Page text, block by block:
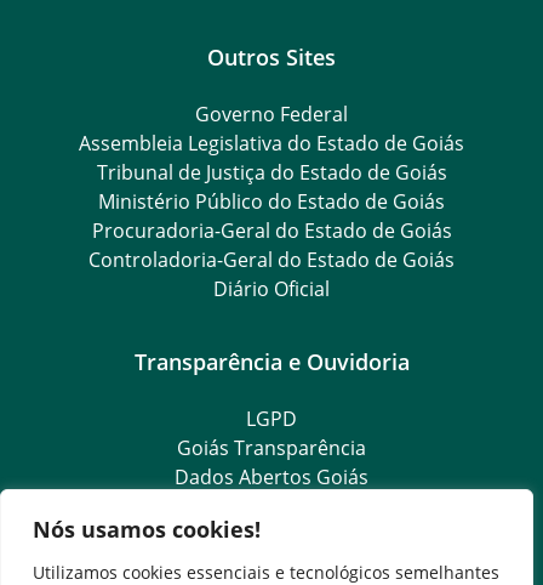
Nós usamos cookies!
Utilizamos cookies essenciais e tecnológicos semelhantes
Outros Sites
Governo Federal
Assembleia Legislativa do Estado de Goiás
Tribunal de Justiça do Estado de Goiás
Ministério Público do Estado de Goiás
Procuradoria-Geral do Estado de Goiás
Controladoria-Geral do Estado de Goiás
Diário Oficial
Transparência e Ouvidoria
LGPD
Goiás Transparência
Dados Abertos Goiás
SIC – Serviço de Informação ao Cidadão
Ouvidoria Setorial (Expresso)